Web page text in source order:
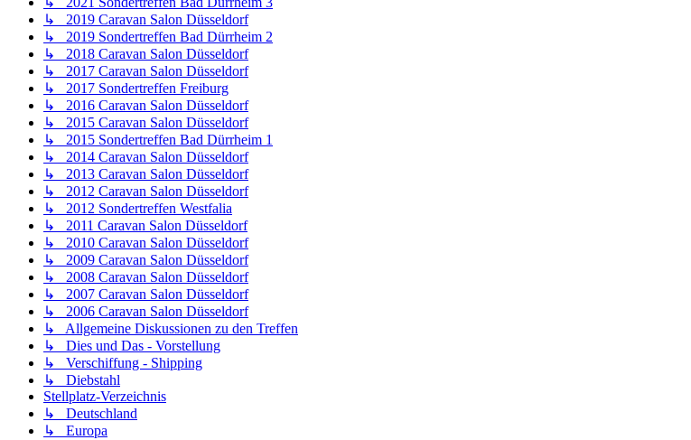
↳ 2019 Caravan Salon Düsseldorf
↳ 2019 Sondertreffen Bad Dürrheim 2
↳ 2018 Caravan Salon Düsseldorf
↳ 2017 Caravan Salon Düsseldorf
↳ 2017 Sondertreffen Freiburg
↳ 2016 Caravan Salon Düsseldorf
↳ 2015 Caravan Salon Düsseldorf
↳ 2015 Sondertreffen Bad Dürrheim 1
↳ 2014 Caravan Salon Düsseldorf
↳ 2013 Caravan Salon Düsseldorf
↳ 2012 Caravan Salon Düsseldorf
↳ 2012 Sondertreffen Westfalia
↳ 2011 Caravan Salon Düsseldorf
↳ 2010 Caravan Salon Düsseldorf
↳ 2009 Caravan Salon Düsseldorf
↳ 2008 Caravan Salon Düsseldorf
↳ 2007 Caravan Salon Düsseldorf
↳ 2006 Caravan Salon Düsseldorf
↳ Allgemeine Diskussionen zu den Treffen
↳ Dies und Das - Vorstellung
↳ Verschiffung - Shipping
↳ Diebstahl
Stellplatz-Verzeichnis
↳ Deutschland
↳ Europa